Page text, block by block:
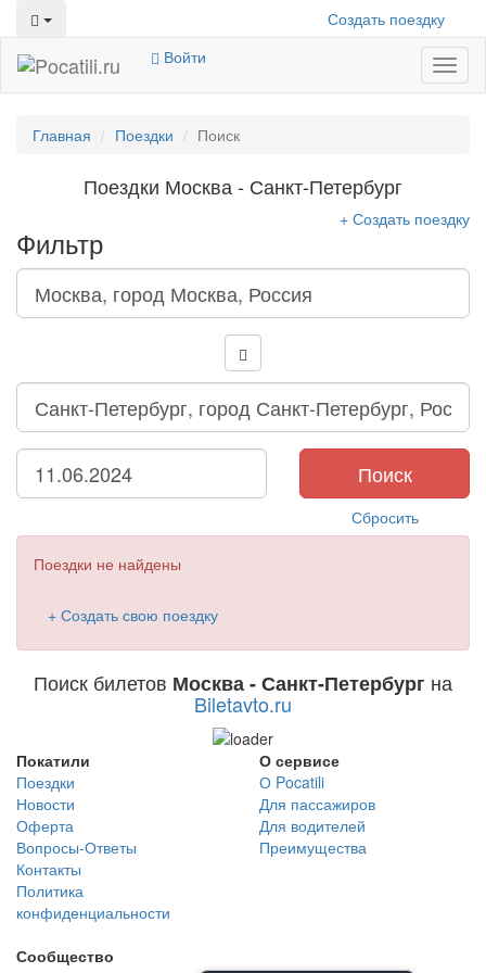
Создать поездку
Войти
Главная Поездки Поиск
Поездки Москва - Санкт-Петербург
Фильтр
+ Создать поездку
Поиск
Сбросить
Поездки не найдены
+ Создать свою поездку
Поиск билетов Москва - Санкт-Петербург на
Biletavto.ru
Покатили
Поездки
Новости
Оферта
Вопросы-Ответы
Контакты
Политика
конфиденциальности
О сервисе
О Pocatili
Для пассажиров
Для водителей
Преимущества
Сообщество